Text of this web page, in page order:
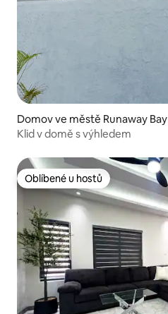
Domov ve městě Runaway Bay
Klid v domě s výhledem
Oblíbené u hostů
Oblíbené u hostů